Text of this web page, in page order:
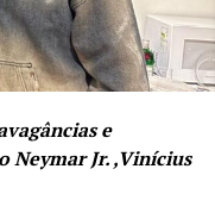
empresário
seu corpo e seu
e alto rendimento.
Camboriú em
náutico do Brasil,
impulsionar a
preparou para
e oferecer uma
qualidade”,
Evandro Neiva.
e
Neymar Jr. ,Vinícius